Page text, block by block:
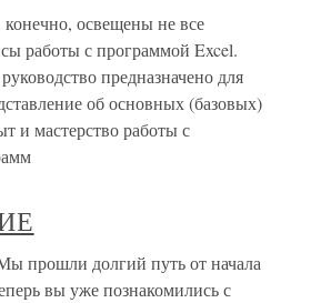
освещены не все
работы с программой Excel.
предназначено для
об основных (базовых)
и мастерство работы с
долгий путь от начала
вы уже познакомились с